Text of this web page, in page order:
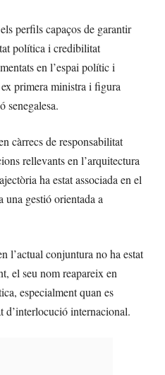
perfils capaços de garantir
política i credibilitat
en l’espai polític i
primera ministra i figura
senegalesa.
càrrecs de responsabilitat
rellevants en l’arquitectura
ha estat associada en el
una gestió orientada a
l’actual conjuntura no ha estat
el seu nom reapareix en
especialment quan es
d’interlocució internacional.